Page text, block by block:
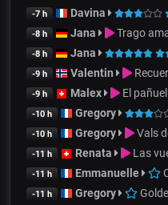
-7 h Davina
-8 h Jana Trago
-8 h Jana
-9 h Valentin
-9 h Malex El
-10 h Gregory
-10 h Gregory Vals
-11 h Renata Las
-11 h Emmanuelle
-11 h Gregory